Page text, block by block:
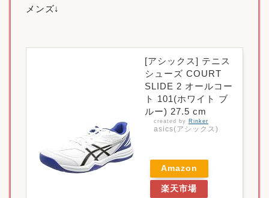
メンズ↓
[アシックス] テニス
シューズ COURT
SLIDE 2 オールコー
ト 101(ホワイト ブ
ルー) 27.5 cm
created by Rinker
asics(アシックス)
Amazon
楽天市場